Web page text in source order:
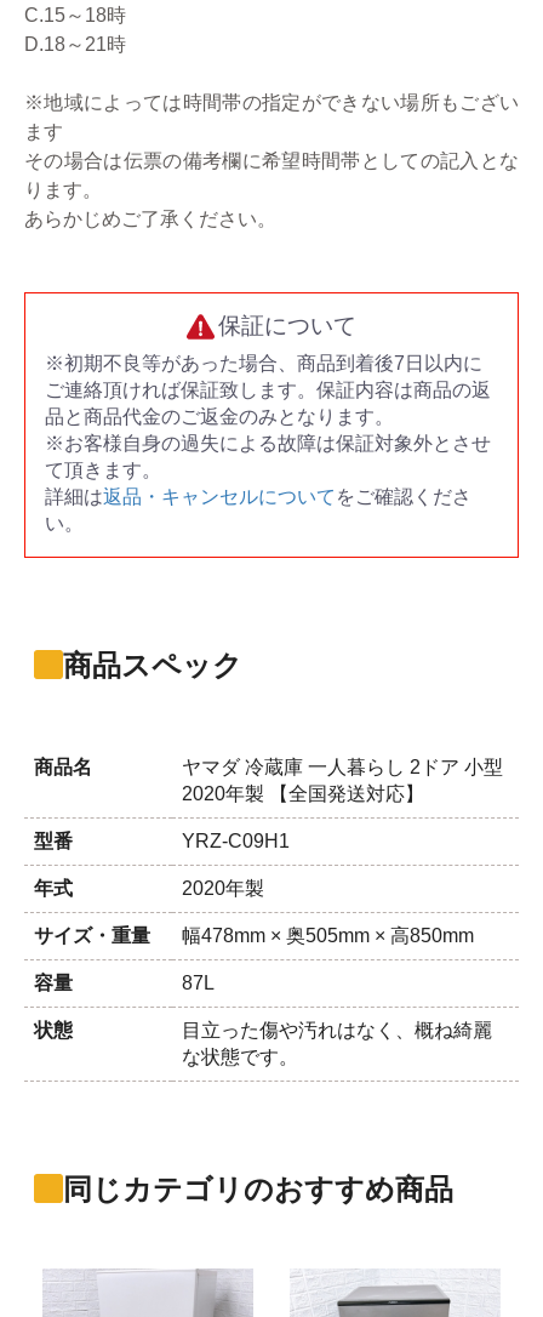
C.15～18時
D.18～21時
※地域によっては時間帯の指定ができない場所もござい
ます
その場合は伝票の備考欄に希望時間帯としての記入とな
ります。
あらかじめご了承ください。
保証について
※初期不良等があった場合、商品到着後7日以内に
ご連絡頂ければ保証致します。保証内容は商品の返
品と商品代金のご返金のみとなります。
※お客様自身の過失による故障は保証対象外とさせ
て頂きます。
詳細は返品・キャンセルについて をご確認くださ
い。
商品スペック
商品名
ヤマダ 冷蔵庫 一人暮らし 2ドア 小型
2020年製 【全国発送対応】
型番 YRZ-C09H1
年式 2020年製
サイズ・重量 幅478mm × 奥505mm × 高850mm
容量 87L
状態
目立った傷や汚れはなく、概ね綺麗
な状態です。
同じカテゴリのおすすめ商品